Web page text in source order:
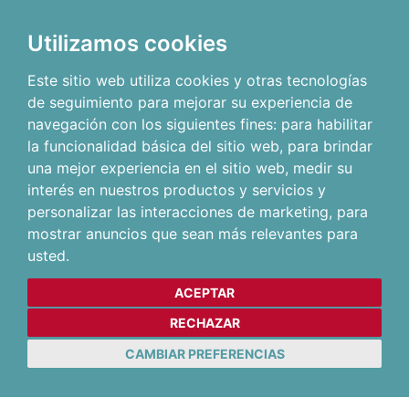
Utilizamos cookies
Este sitio web utiliza cookies y otras tecnologías
de seguimiento para mejorar su experiencia de
navegación con los siguientes fines: para habilitar
la funcionalidad básica del sitio web, para brindar
una mejor experiencia en el sitio web, medir su
interés en nuestros productos y servicios y
personalizar las interacciones de marketing, para
mostrar anuncios que sean más relevantes para
usted.
ACEPTAR
RECHAZAR
CAMBIAR PREFERENCIAS